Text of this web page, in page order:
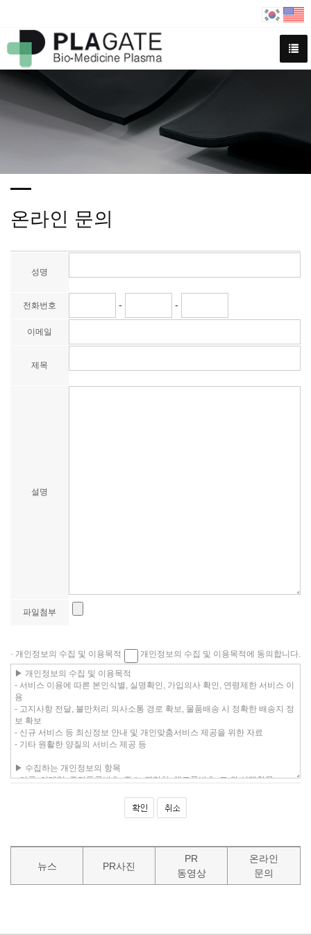
온라인 문의
성명
전화번호 - -
이메일
제목
설명
파일첨부
· 개인정보의 수집 및 이용목적 개인정보의 수집 및 이용목적에 동의합니다.
뉴스 PR사진
PR
동영상
온라인
문의